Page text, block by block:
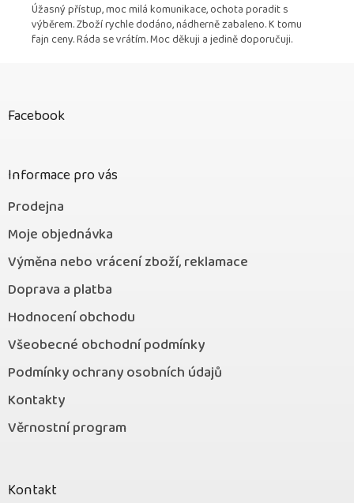
Úžasný přístup, moc milá komunikace, ochota poradit s
výběrem. Zboží rychle dodáno, nádherně zabaleno. K tomu
fajn ceny. Ráda se vrátím. Moc děkuji a jedině doporučuji.
Facebook
Informace pro vás
Prodejna
Moje objednávka
Výměna nebo vrácení zboží, reklamace
Doprava a platba
Hodnocení obchodu
Všeobecné obchodní podmínky
Podmínky ochrany osobních údajů
Kontakty
Věrnostní program
Kontakt